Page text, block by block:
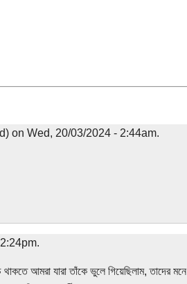
on Wed, 20/03/2024 - 2:44am.
আমরা যারা তাঁকে ভুলে গিয়েছিলাম, তাদের মনে